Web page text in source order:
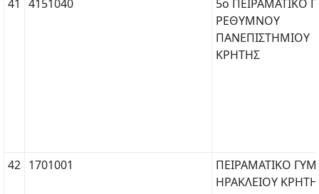
41 4151040
5ο ΠΕΙΡΑΜΑΤΙΚΟ
ΡΕΘΥΜΝΟΥ
ΠΑΝΕΠΙΣΤΗΜΙΟΥ
ΚΡΗΤΗΣ
42 1701001
ΠΕΙΡΑΜΑΤΙΚΟ
ΗΡΑΚΛΕΙΟΥ